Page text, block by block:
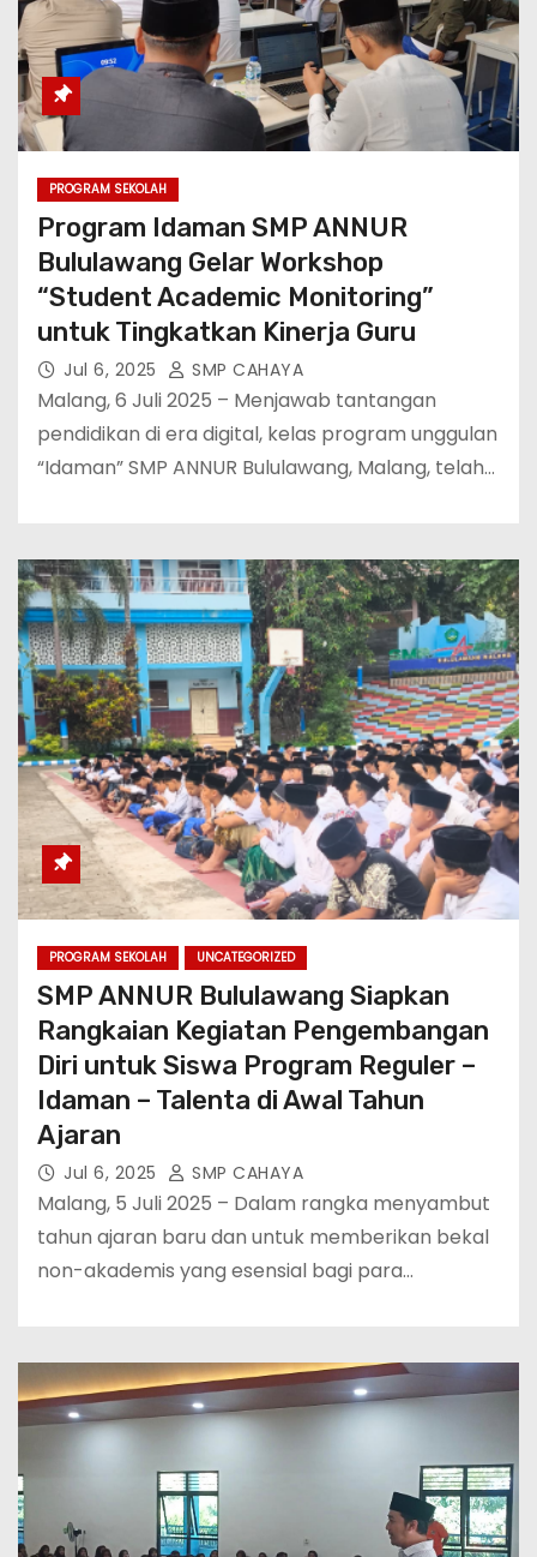
PROGRAM SEKOLAH
Program Idaman SMP ANNUR
Bululawang Gelar Workshop
“Student Academic Monitoring”
untuk Tingkatkan Kinerja Guru
Jul 6, 2025 SMP CAHAYA
Malang, 6 Juli 2025 – Menjawab tantangan
pendidikan di era digital, kelas program unggulan
“Idaman” SMP ANNUR Bululawang, Malang, telah…
PROGRAM SEKOLAH UNCATEGORIZED
SMP ANNUR Bululawang Siapkan
Rangkaian Kegiatan Pengembangan
Diri untuk Siswa Program Reguler –
Idaman – Talenta di Awal Tahun
Ajaran
Jul 6, 2025 SMP CAHAYA
Malang, 5 Juli 2025 – Dalam rangka menyambut
tahun ajaran baru dan untuk memberikan bekal
non-akademis yang esensial bagi para…